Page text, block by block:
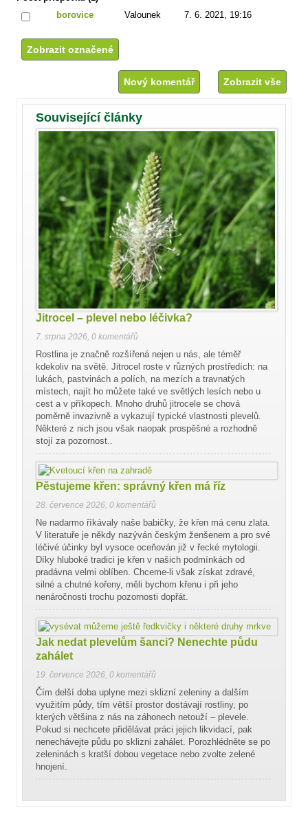
borovice
Valounek 7. 6. 2021, 19:16
Nový komentář Zobrazit vše
Související články
Jitrocel – plevel nebo léčivka?
7. srpna 2026, 0 komentářů
Rostlina je značně rozšířená nejen u nás, ale téměř
kdekoliv na světě. Jitrocel roste v různých prostředích: na
lukách, pastvinách a polích, na mezích a travnatých
místech, najít ho můžete také ve světlých lesích nebo u
cest a v příkopech. Mnoho druhů jitrocele se chová
poměrně invazivně a vykazují typické vlastnosti plevelů.
Některé z nich jsou však naopak prospěšné a rozhodně
stojí za pozornost..
Pěstujeme křen: správný křen má říz
28. července 2026, 0 komentářů
Ne nadarmo říkávaly naše babičky, že křen má cenu zlata.
V literatuře je někdy nazýván českým ženšenem a pro své
léčivé účinky byl vysoce oceňován již v řecké mytologii.
Díky hluboké tradici je křen v našich podmínkách od
pradávna velmi oblíben. Chceme-li však získat zdravé,
silné a chutné kořeny, měli bychom křenu i při jeho
nenáročnosti trochu pozornosti dopřát.
Jak nedat plevelům šanci? Nenechte půdu
zahálet
19. července 2026, 0 komentářů
Čím delší doba uplyne mezi sklizní zeleniny a dalším
využitím půdy, tím větší prostor dostávají rostliny, po
kterých většina z nás na záhonech netouží – plevele.
Pokud si nechcete přidělávat práci jejich likvidací, pak
nenechávejte půdu po sklizni zahálet. Porozhlédněte se po
zeleninách s kratší dobou vegetace nebo zvolte zelené
hnojení.